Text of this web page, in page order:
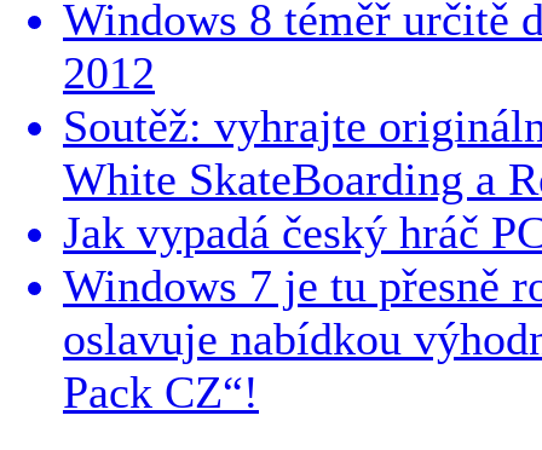
Windows 8 téměř určitě
2012
Soutěž: vyhrajte
White SkateBoarding a
Jak vypadá český hráč
Windows 7 je tu přesně
oslavuje nabídkou
Pack CZ“!